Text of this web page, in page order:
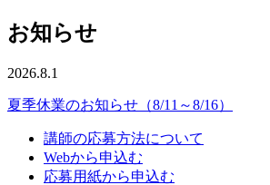
お知らせ
2026.8.1
夏季休業のお知らせ（8/11～8/16）
講師の応募方法について
Webから申込む
応募用紙から申込む